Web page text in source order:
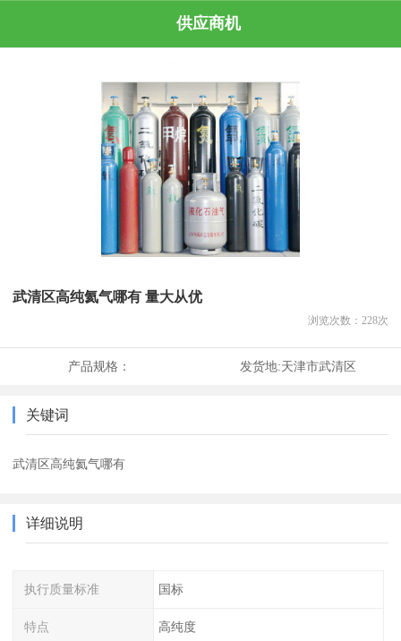
供应商机
武清区高纯氦气哪有 量大从优
浏览次数： 228次
产品规格： 发货地:天津市武清区
关键词
武清区高纯氦气哪有
详细说明
执行质量标准 国标
特点 高纯度